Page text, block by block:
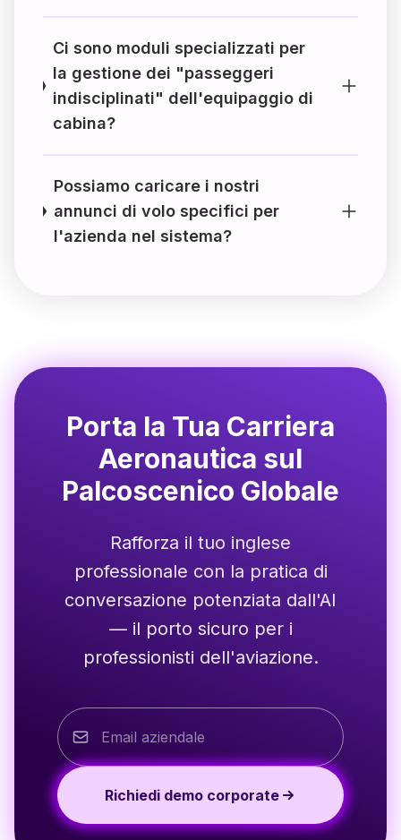
Ci sono moduli specializzati per
la gestione dei "passeggeri
indisciplinati" dell'equipaggio di
cabina?
Possiamo caricare i nostri
annunci di volo specifici per
l'azienda nel sistema?
Porta la Tua Carriera
Aeronautica sul
Palcoscenico Globale
Rafforza il tuo inglese
professionale con la pratica di
conversazione potenziata dall'AI
— il porto sicuro per i
professionisti dell'aviazione.
Richiedi demo corporate